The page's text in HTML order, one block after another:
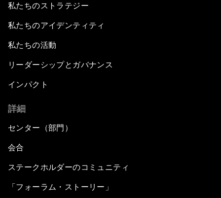
私たちのストラテジー
私たちのアイデンティティ
私たちの活動
リーダーシップとガバナンス
インパクト
詳細
センター（部門）
会合
ステークホルダーのコミュニティ
「フォーラム・ストーリー」